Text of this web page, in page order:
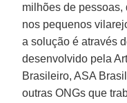
milhões de pessoas,
nos pequenos
a solução é através
desenvolvido pela
Brasileiro, ASA
outras ONGs que